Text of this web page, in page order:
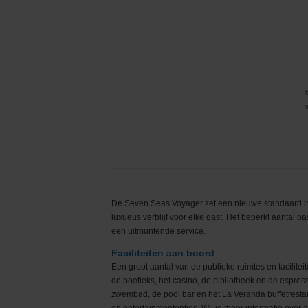
De Seven Seas Voyager zet een nieuwe
luxueus verblijf voor elke gast. Het beperkt aantal
een uitmuntende service.
Faciliteiten aan boord
Een groot aantal van de publieke ruimtes en
de boetieks, het casino, de bibliotheek en de
zwembad, de pool bar en het La Veranda